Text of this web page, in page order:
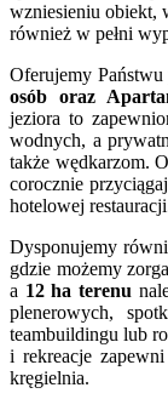
wzniesieniu obiekt,
również w pełni
Oferujemy
osób oraz
jeziora to
wodnych, a
także wędkarzom.
corocznie
hotelowej
Dysponujemy
gdzie możemy
a 12 ha terenu
plenerowych,
teambuildingu lub
i rekreacje
kręgielnia.